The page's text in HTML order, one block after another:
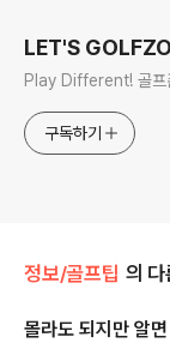
LET'S
Play Different! 골프
구독하기
정보/골프팁 의 다
몰라도 되지만 알